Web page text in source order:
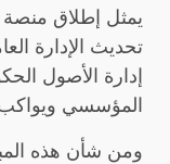
يمثل إطلاق
تحديث الإدارة
إدارة الأصول
المؤسسي ويواكب
ومن شأن هذه